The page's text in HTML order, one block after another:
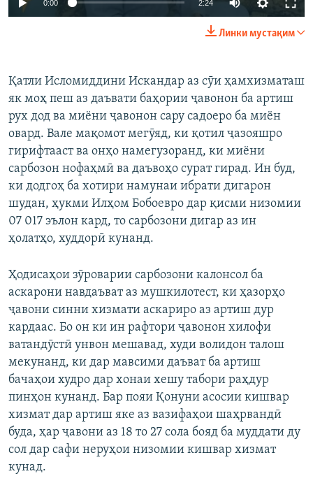
0:00 2:24
Линки мустақим
Қатли Исломиддини Искандар аз сӯи ҳамхизматаш
як моҳ пеш аз даъвати баҳории ҷавонон ба артиш
рух дод ва миёни ҷавонон сару садоеро ба миён
овард. Вале мақомот мегӯяд, ки қотил ҷазояшро
гирифтааст ва онҳо намегузоранд, ки миёни
сарбозон нофаҳмӣ ва даъвоҳо сурат гирад. Ин буд,
ки додгоҳ ба хотири намунаи ибрати дигарон
шудан, ҳукми Илҳом Бобоевро дар қисми низомии
07 017 эълон кард, то сарбозони дигар аз ин
ҳолатҳо, худдорӣ кунанд.
Ҳодисаҳои зӯроварии сарбозони калонсол ба
аскарони навдаъват аз мушкилотест, ки ҳазорҳо
ҷавони синни хизмати аскариро аз артиш дур
кардаас. Бо он ки ин рафтори ҷавонон хилофи
ватандӯстӣ унвон мешавад, худи волидон талош
мекунанд, ки дар мавсими даъват ба артиш
бачаҳои худро дар хонаи хешу табори раҳдур
пинҳон кунанд. Бар пояи Қонуни асосии кишвар
хизмат дар артиш яке аз вазифаҳои шаҳрвандӣ
буда, ҳар ҷавони аз 18 то 27 сола бояд ба муддати ду
сол дар сафи неруҳои низомии кишвар хизмат
кунад.